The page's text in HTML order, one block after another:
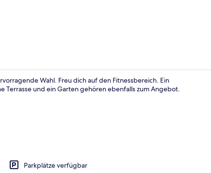
Wahl. Freu dich auf den Fitnessbereich. Ein
und ein Garten gehören ebenfalls zum Angebot.
Parkplätze verfügbar